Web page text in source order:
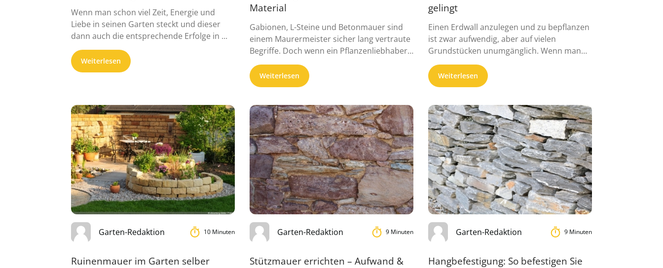
Wenn man schon viel Zeit, Energie und
Liebe in seinen Garten steckt und dieser
dann auch die entsprechende Erfolge in ...
Weiterlesen
Material
Gabionen, L-Steine und Betonmauer sind
einem Maurermeister sicher lang vertraute
Begriffe. Doch wenn ein Pflanzenliebhaber
damit umgehen muss, ist guter ...
Weiterlesen
gelingt
Einen Erdwall anzulegen und zu bepflanzen
ist zwar aufwendig, aber auf vielen
Grundstücken unumgänglich. Wenn man
weiß, wie ...
Weiterlesen
Garten-Redaktion 10 Minuten
Ruinenmauer im Garten selber
Garten-Redaktion 9 Minuten
Stützmauer errichten – Aufwand &
Garten-Redaktion 9 Minuten
Hangbefestigung: So befestigen Sie